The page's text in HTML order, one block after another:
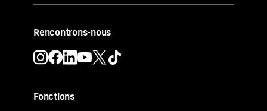
Rencontrons-nous
Fonctions